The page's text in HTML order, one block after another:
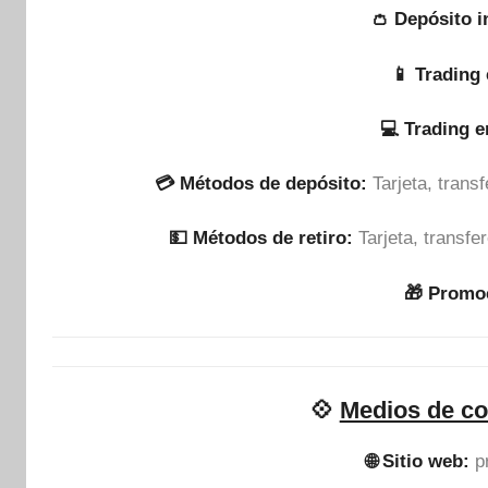
👛 Depósito
📱
💻 Trading
💳 Métodos de depósito: Tarjeta,
💵​ Métodos de retiro: Tarjeta,
🎁
💠 Medios de
🌐 Sitio web: